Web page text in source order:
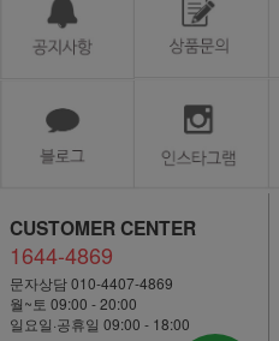
CUSTOMER CENTER
1644-4869
문자상담 010-4407-4869
월~토 09:00 - 20:00
일요일·공휴일 09:00 - 18:00